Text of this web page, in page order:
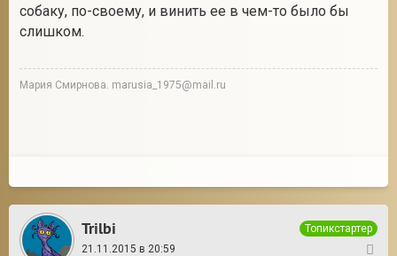
собаку, по-своему, и винить ее в чем-то было бы
слишком.
Мария Смирнова. marusia_1975@mail.ru
Trilbi
Топикстартер
21.11.2015 в 20:59